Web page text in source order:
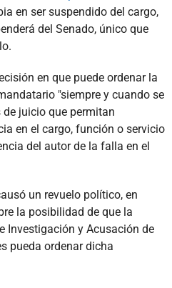
en ser suspendido del cargo,
del Senado, único que
en que puede ordenar la
"siempre y cuando se
juicio que permitan
en el cargo, función o servicio
del autor de la falla en el
un revuelo político, en
la posibilidad de que la
Investigación y Acusación de
pueda ordenar dicha